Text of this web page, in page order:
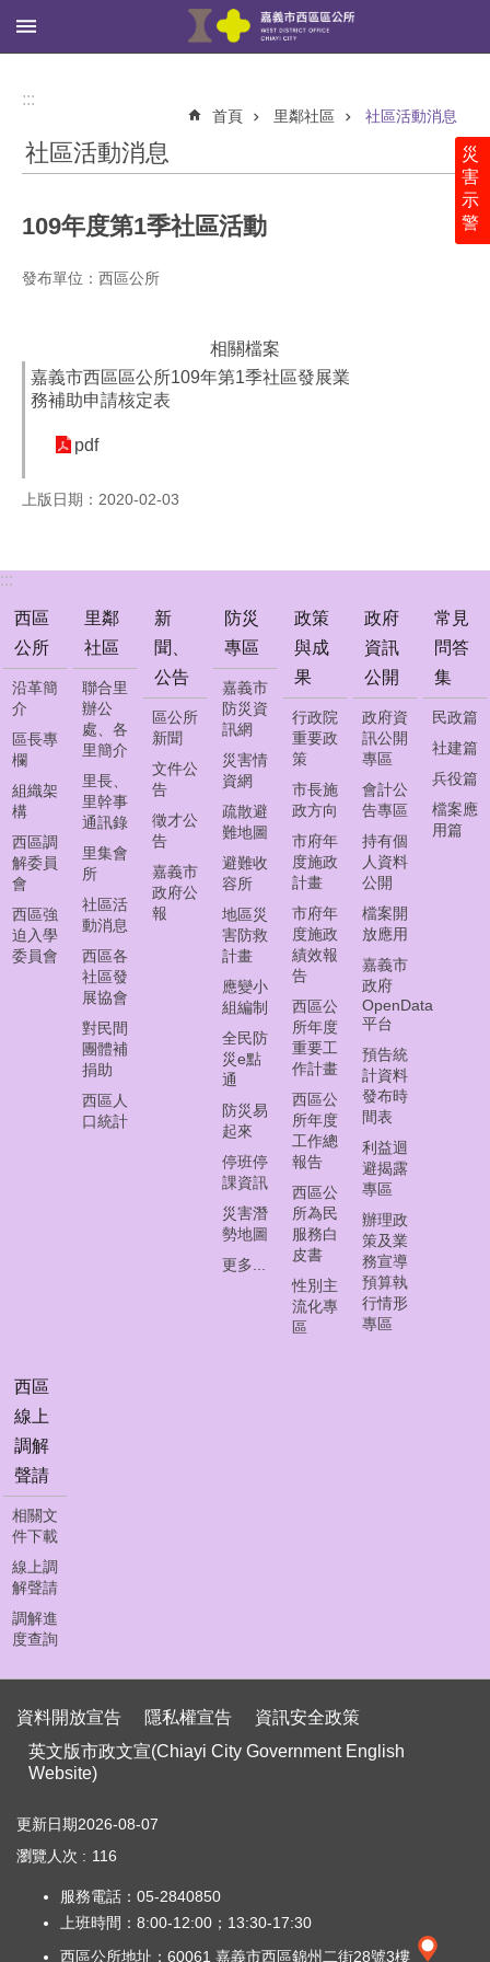
跳到主要內容區塊
搜
西
公
鄰
社
區
聞、
公
防
專
區
政
策
與
成
政
府
資
訊
公
開
導
覽
回
首
頁
員
工
下
載
絡
我
們
資
開
放
災
害
示
警
:::
首頁 里鄰社區 社區活動消息
社區活動消息
109年度第1季社區活動
發布單位：西區公所
相關檔案
嘉義市西區區公所109年第1季社區發展業
務補助申請核定表
pdf
上版日期：2020-02-03
:::
西區
公所
沿革簡
介
區長專
欄
組織架
構
西區調
解委員
會
西區強
迫入學
委員會
里鄰
社區
聯合里
辦公
處、各
里簡介
里長、
里幹事
通訊錄
里集會
所
社區活
動消息
西區各
社區發
展協會
對民間
團體補
捐助
西區人
口統計
新
聞、
公告
區公所
新聞
文件公
告
徵才公
告
嘉義市
政府公
報
防災
專區
嘉義市
防災資
訊網
災害情
資網
疏散避
難地圖
避難收
容所
地區災
害防救
計畫
應變小
組編制
全民防
災e點
通
防災易
起來
停班停
課資訊
災害潛
勢地圖
更多...
政策
與成
果
行政院
重要政
策
市長施
政方向
市府年
度施政
計畫
市府年
度施政
績效報
告
西區公
所年度
重要工
作計畫
西區公
所年度
工作總
報告
西區公
所為民
服務白
皮書
性別主
流化專
區
政府
資訊
公開
政府資
訊公開
專區
會計公
告專區
持有個
人資料
公開
檔案開
放應用
嘉義市
政府
OpenData
平台
預告統
計資料
發布時
間表
利益迴
避揭露
專區
辦理政
策及業
務宣導
預算執
行情形
專區
常見
問答
集
民政篇
社建篇
兵役篇
檔案應
用篇
西區
線上
調解
聲請
相關文
件下載
線上調
解聲請
調解進
度查詢
資料開放宣告 隱私權宣告
資訊安全政策
英文版市政文宣(Chiayi City Government English
Website)
更新日期2026-08-07
瀏覽人次
116
服務電話：05-2840850
上班時間：8:00-12:00；13:30-17:30
西區公所地址：60061 嘉義市西區錦州二街28號3樓